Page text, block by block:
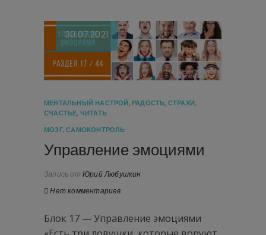
30.07.2021
МЕНТАЛЬНЫЙ НАСТРОЙ,РАДОСТЬ, СТРАХИ,
СЧАСТЬЕ, ЧИТАТЬ
МОЗГ,САМОКОНТРОЛЬ
Управление эмоциями
Запись от Юрий Любушкин
Нет комментариев
Блок 17 — Управление эмоциями